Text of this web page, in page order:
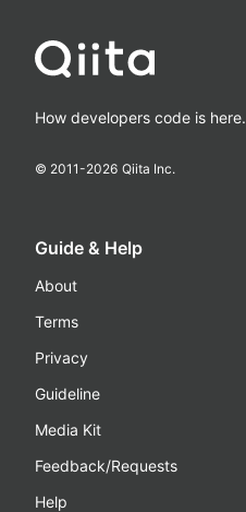
How developers code is here.
© 2011-2026 Qiita Inc.
Guide & Help
About
Terms
Privacy
Guideline
Media Kit
Feedback/Requests
Help